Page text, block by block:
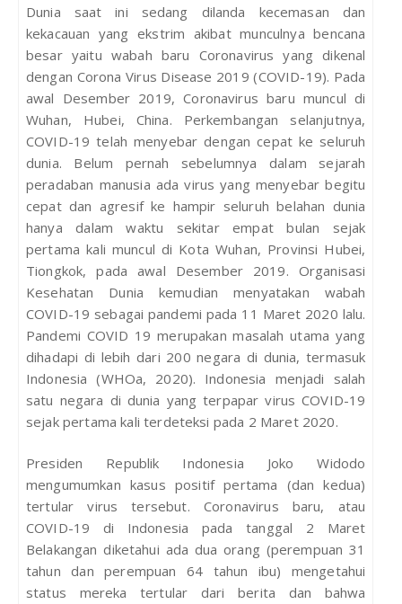
Dunia saat ini sedang dilanda kecemasan dan
kekacauan yang ekstrim akibat munculnya bencana
besar yaitu wabah baru Coronavirus yang dikenal
dengan Corona Virus Disease 2019 (COVID-19). Pada
awal Desember 2019, Coronavirus baru muncul di
Wuhan, Hubei, China. Perkembangan selanjutnya,
COVID-19 telah menyebar dengan cepat ke seluruh
dunia. Belum pernah sebelumnya dalam sejarah
peradaban manusia ada virus yang menyebar begitu
cepat dan agresif ke hampir seluruh belahan dunia
hanya dalam waktu sekitar empat bulan sejak
pertama kali muncul di Kota Wuhan, Provinsi Hubei,
Tiongkok, pada awal Desember 2019. Organisasi
Kesehatan Dunia kemudian menyatakan wabah
COVID-19 sebagai pandemi pada 11 Maret 2020 lalu.
Pandemi COVID 19 merupakan masalah utama yang
dihadapi di lebih dari 200 negara di dunia, termasuk
Indonesia (WHOa, 2020). Indonesia menjadi salah
satu negara di dunia yang terpapar virus COVID-19
sejak pertama kali terdeteksi pada 2 Maret 2020.
Presiden Republik Indonesia Joko Widodo
mengumumkan kasus positif pertama (dan kedua)
tertular virus tersebut. Coronavirus baru, atau
COVID-19 di Indonesia pada tanggal 2 Maret
Belakangan diketahui ada dua orang (perempuan 31
tahun dan perempuan 64 tahun ibu) mengetahui
status mereka tertular dari berita dan bahwa